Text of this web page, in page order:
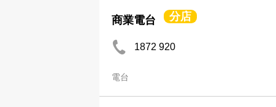
商業電台 分店
1872 920
電台